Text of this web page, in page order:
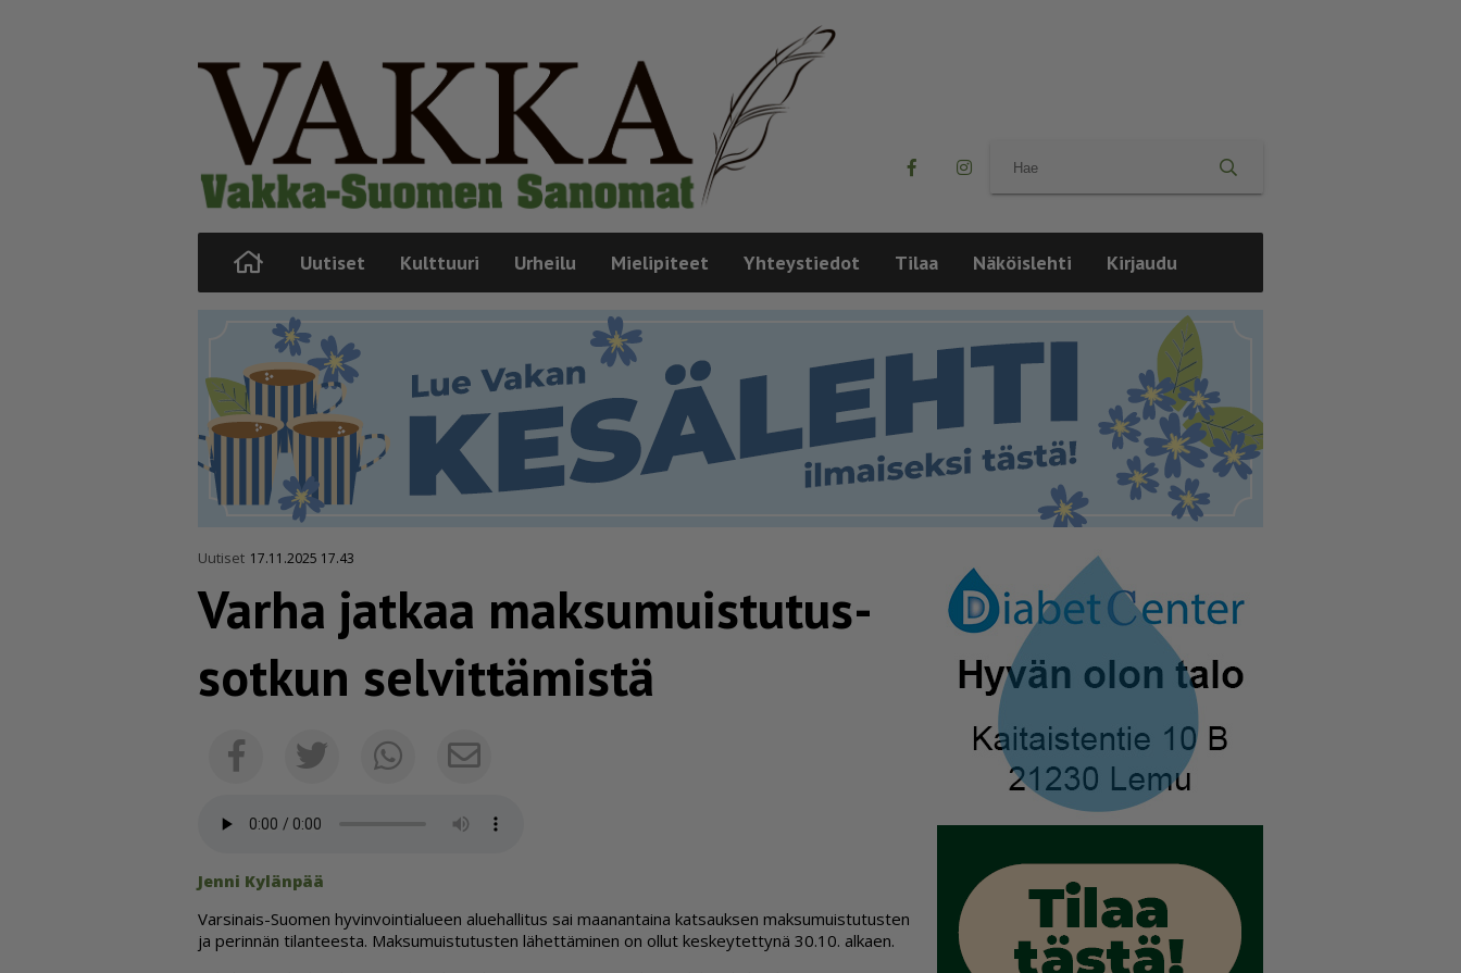
Uutiset Kulttuuri Urheilu Mielipiteet Yhteystiedot Tilaa Näköislehti Kirjaudu
Uutiset 17.11.2025 17.43
Varha jatkaa maksu­muis­tu­tus­
sotkun selvittämistä
FacebookTwitterWhatsappSähköposti
Jen­ni Ky­län­pää
Var­si­nais-Suo­men hy­vin­voin­ti­a­lu­een alu­e­hal­li­tus sai maa­nan­tai­na kat­sauk­sen mak­su­muis­tu­tus­ten
ja pe­rin­nän ti­lan­tees­ta. Mak­su­muis­tu­tus­ten lä­het­tä­mi­nen on ol­lut kes­key­tet­ty­nä 30.10. al­ka­en.